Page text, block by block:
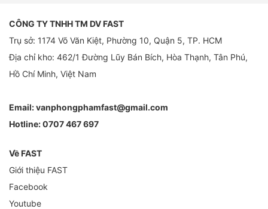
CÔNG TY TNHH TM DV FAST
Trụ sở: 1174 Võ Văn Kiệt, Phường 10, Quận 5, TP. HCM
Địa chỉ kho: 462/1 Đường Lũy Bán Bích, Hòa Thạnh, Tân Phú,
Hồ Chí Minh, Việt Nam
Email:vanphongphamfast@gmail.com
Hotline:0707 467 697
Về FAST
Giới thiệu FAST
Facebook
Youtube